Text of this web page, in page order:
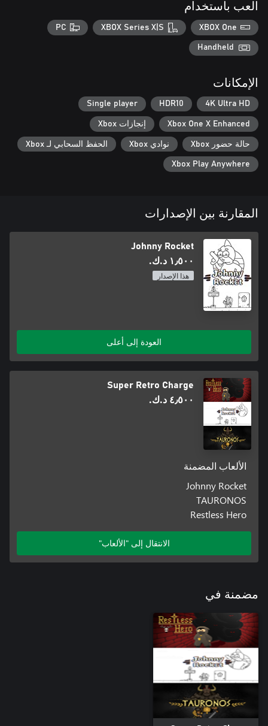
العب باستخدام
XBOX One
XBOX Series X|S
PC
Handheld
الإمكانات
4K Ultra HD
HDR10
Single player
Xbox One X Enhanced إنجازات Xbox
حالة حضور Xbox نوادي Xbox الحفظ السحابي لـ Xbox
Xbox Play Anywhere
المقارنة بين الإصدارات
Johnny Rocket
١٫٥٠٠ د.ك.‏
هذا الإصدار
العودة إلى أعلى
Super Retro Charge
٤٫٥٠٠ د.ك.‏
الألعاب المضمنة
Johnny Rocket
TAURONOS
Restless Hero
الانتقال إلى "الألعاب"
مضمنة في